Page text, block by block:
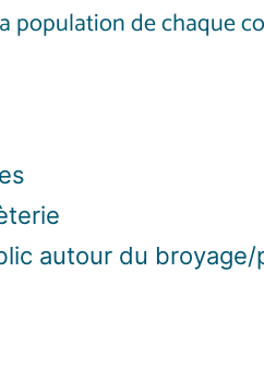
population de chaque
autour du broyage/